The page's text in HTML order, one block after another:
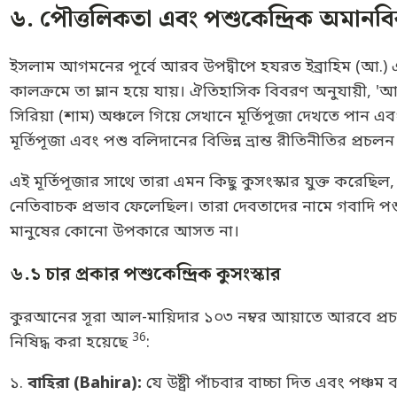
৬. পৌত্তলিকতা এবং পশুকেন্দ্রিক
ইসলাম আগমনের পূর্বে আরব উপদ্বীপে হযরত ইব্রাহিম (আ.)
কালক্রমে তা ম্লান হয়ে যায়। ঐতিহাসিক বিবরণ
সিরিয়া (শাম) অঞ্চলে গিয়ে সেখানে মূর্তিপূজা দেখতে পান
মূর্তিপূজা এবং পশু বলিদানের বিভিন্ন ভ্রান্ত রীতিনীতির
এই মূর্তিপূজার সাথে তারা এমন কিছু কুসংস্কার যুক্ত
নেতিবাচক প্রভাব ফেলেছিল। তারা দেবতাদের নামে
মানুষের কোনো উপকারে আসত না।
৬.১ চার প্রকার পশুকেন্দ্রিক কুসংস্কার
কুরআনের সূরা আল-মায়িদার ১০৩ নম্বর আয়াতে আরবে
নিষিদ্ধ করা হয়েছে 36:
১. বাহিরা (Bahira): যে উষ্ট্রী পাঁচবার বাচ্চা দিত এবং